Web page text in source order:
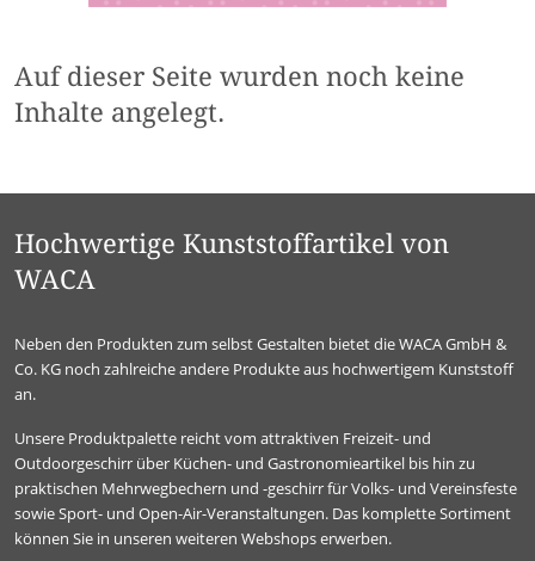
Auf dieser Seite wurden noch keine
Inhalte angelegt.
Hochwertige Kunststoffartikel von
WACA
Neben den Produkten zum selbst Gestalten bietet die WACA GmbH &
Co. KG noch zahlreiche andere Produkte aus hochwertigem Kunststoff
an.
Unsere Produktpalette reicht vom attraktiven Freizeit- und
Outdoorgeschirr über Küchen- und Gastronomieartikel bis hin zu
praktischen Mehrwegbechern und -geschirr für Volks- und Vereinsfeste
sowie Sport- und Open-Air-Veranstaltungen. Das komplette Sortiment
können Sie in unseren weiteren Webshops erwerben.